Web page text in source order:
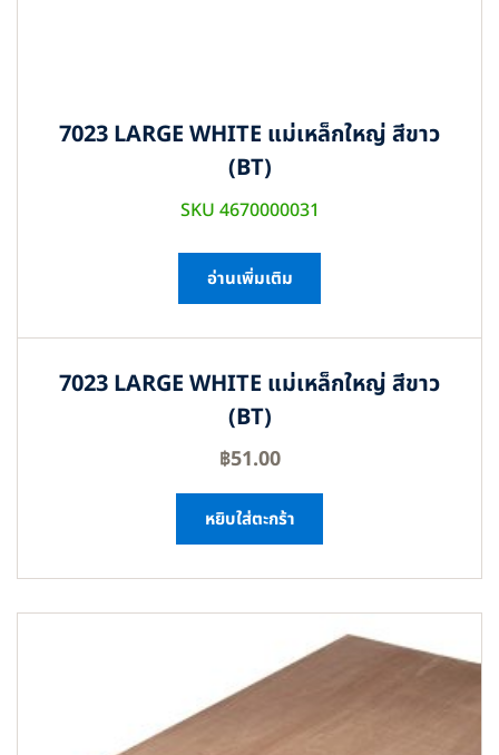
7023 LARGE WHITE แม่เหล็กใหญ่ สีขาว
(BT)
SKU 4670000031
อ่านเพิ่มเติม
7023 LARGE WHITE แม่เหล็กใหญ่ สีขาว
(BT)
฿51.00
หยิบใส่ตะกร้า